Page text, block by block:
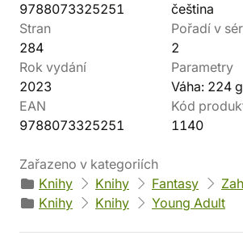
9788073325251
čeština
Stran
284
Pořadí v
2
Rok vydání
2023
Parametry
Váha: 224 g
EAN
9788073325251
Kód
1140
Zařazeno v kategoriích
Knihy
Knihy Fantasy
Knihy
Knihy Young Adult